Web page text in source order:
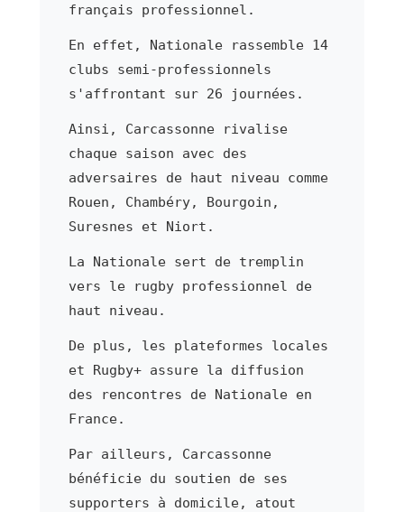
français professionnel.
En effet, Nationale rassemble 14
clubs semi-professionnels
s'affrontant sur 26 journées.
Ainsi, Carcassonne rivalise
chaque saison avec des
adversaires de haut niveau comme
Rouen, Chambéry, Bourgoin,
Suresnes et Niort.
La Nationale sert de tremplin
vers le rugby professionnel de
haut niveau.
De plus, les plateformes locales
et Rugby+ assure la diffusion
des rencontres de Nationale en
France.
Par ailleurs, Carcassonne
bénéficie du soutien de ses
supporters à domicile, atout